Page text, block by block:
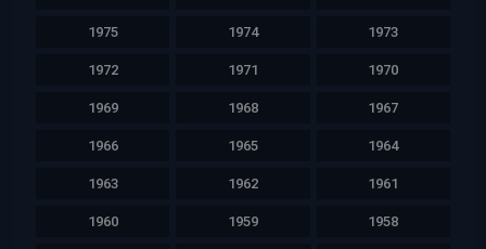
1975 1974 1973
1972 1971 1970
1969 1968 1967
1966 1965 1964
1963 1962 1961
1960 1959 1958